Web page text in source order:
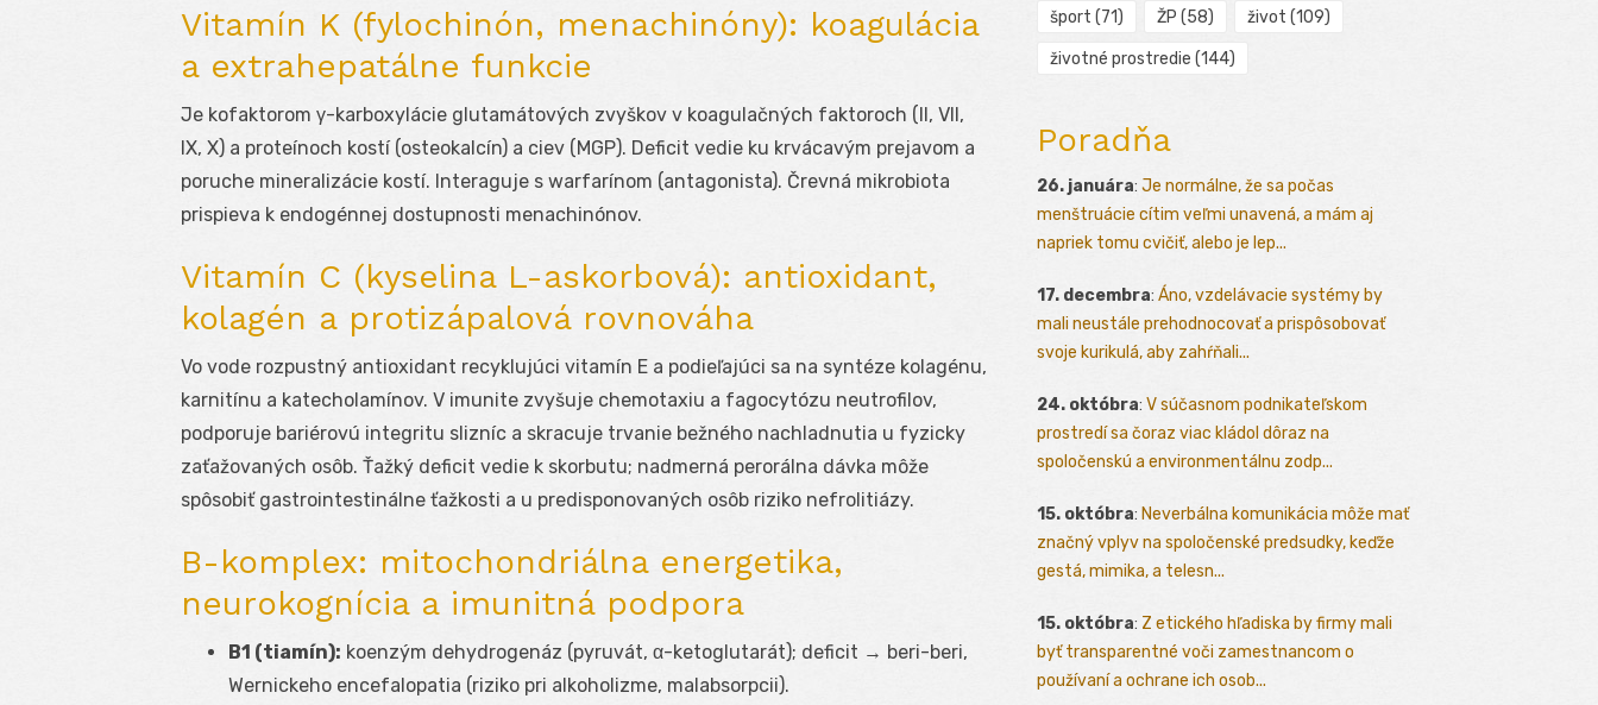
Vitamín K (fylochinón, menachinóny): koagulácia
a extrahepatálne funkcie
Je kofaktorom γ-karboxylácie glutamátových zvyškov v koagulačných faktoroch (II, VII,
IX, X) a proteínoch kostí (osteokalcín) a ciev (MGP). Deficit vedie ku krvácavým prejavom a
poruche mineralizácie kostí. Interaguje s warfarínom (antagonista). Črevná mikrobiota
prispieva k endogénnej dostupnosti menachinónov.
Vitamín C (kyselina L-askorbová): antioxidant,
kolagén a protizápalová rovnováha
Vo vode rozpustný antioxidant recyklujúci vitamín E a podieľajúci sa na syntéze kolagénu,
karnitínu a katecholamínov. V imunite zvyšuje chemotaxiu a fagocytózu neutrofilov,
podporuje bariérovú integritu slizníc a skracuje trvanie bežného nachladnutia u fyzicky
zaťažovaných osôb. Ťažký deficit vedie k skorbutu; nadmerná perorálna dávka môže
spôsobiť gastrointestinálne ťažkosti a u predisponovaných osôb riziko nefrolitiázy.
B-komplex: mitochondriálna energetika,
neurokognícia a imunitná podpora
B1 (tiamín): koenzým dehydrogenáz (pyruvát, α-ketoglutarát); deficit → beri-beri,
Wernickeho encefalopatia (riziko pri alkoholizme, malabsorpcii).
šport (71) ŽP (58) život (109)
životné prostredie (144)
Poradňa
26. januára: Je normálne, že sa počas
menštruácie cítim veľmi unavená, a mám aj
napriek tomu cvičiť, alebo je lep...
17. decembra: Áno, vzdelávacie systémy by
mali neustále prehodnocovať a prispôsobovať
svoje kurikulá, aby zahŕňali...
24. októbra: V súčasnom podnikateľskom
prostredí sa čoraz viac kládol dôraz na
spoločenskú a environmentálnu zodp...
15. októbra: Neverbálna komunikácia môže mať
značný vplyv na spoločenské predsudky, keďže
gestá, mimika, a telesn...
15. októbra: Z etického hľadiska by firmy mali
byť transparentné voči zamestnancom o
používaní a ochrane ich osob...